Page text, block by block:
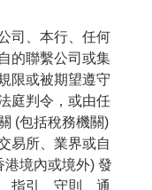
司、本行、任何
的聯繫公司或集
限或被期望遵守
庭判令，或由任
(包括稅務機關)
易所、業界或自
境內或境外) 發
指引、守則、通